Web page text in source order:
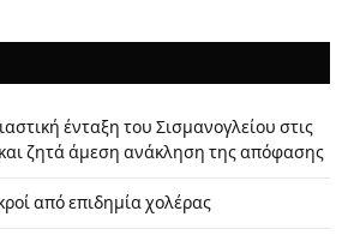
ένταξη του Σισμανογλείου στις
ζητά άμεση ανάκληση της απόφασης
από επιδημία χολέρας